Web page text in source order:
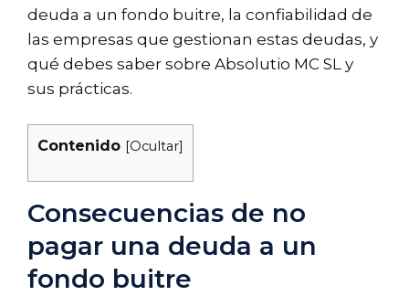
deuda a un fondo buitre, la confiabilidad de
las empresas que gestionan estas deudas, y
qué debes saber sobre Absolutio MC SL y
sus prácticas.
Contenido [Ocultar]
Consecuencias de no
pagar una deuda a un
fondo buitre